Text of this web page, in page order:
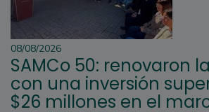
08/08/2026
SAMCo 50: renovaron
con una inversión
$26 millones en el